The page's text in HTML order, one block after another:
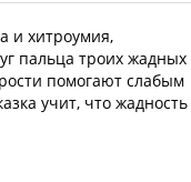
и хитроумия,
пальца троих жадных
помогают слабым
учит, что